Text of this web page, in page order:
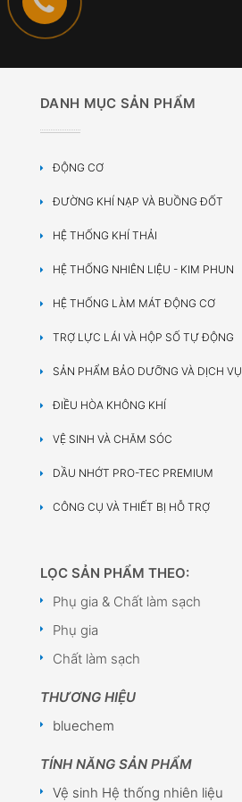
DANH MỤC SẢN PHẨM
ĐỘNG CƠ
ĐƯỜNG KHÍ NẠP VÀ BUỒNG ĐỐT
HỆ THỐNG KHÍ THẢI
HỆ THỐNG NHIÊN LIỆU - KIM PHUN
HỆ THỐNG LÀM MÁT ĐỘNG CƠ
TRỢ LỰC LÁI VÀ HỘP SỐ TỰ ĐỘNG
SẢN PHẨM BẢO DƯỠNG VÀ DỊCH VỤ
ĐIỀU HÒA KHÔNG KHÍ
VỆ SINH VÀ CHĂM SÓC
DẦU NHỚT PRO-TEC PREMIUM
CÔNG CỤ VÀ THIẾT BỊ HỖ TRỢ
LỌC SẢN PHẨM THEO:
Phụ gia & Chất làm sạch
Phụ gia
Chất làm sạch
THƯƠNG HIỆU
bluechem
TÍNH NĂNG SẢN PHẨM
Vệ sinh Hệ thống nhiên liệu